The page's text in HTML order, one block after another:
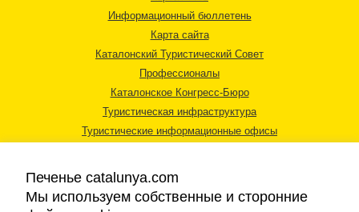
Информационный бюллетень
Карта сайта
Каталонский Туристический Совет
Профессионалы
Каталонское Конгресс-Бюро
Туристическая инфраструктура
Туристические информационные офисы
Печенье catalunya.com
Мы используем собственные и сторонние